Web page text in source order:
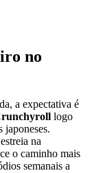
no
a expectativa é
logo
japoneses.
na
o caminho mais
semanais a